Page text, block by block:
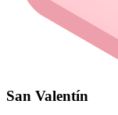
San Valentín